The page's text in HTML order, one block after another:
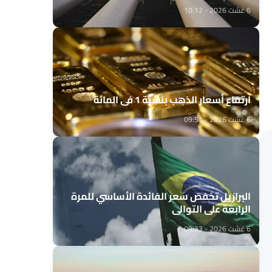
6 غشت 2026 - 10:12
ارتفاع أسعار الذهب بنسبة 1 في المائة
6 غشت 2026 - 09:51
البرازيل تخفض سعر الفائدة الأساسي للمرة
الرابعة على التوالي
6 غشت 2026 - 09:33